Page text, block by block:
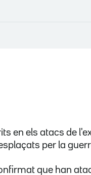
en els atacs de
per la
que han